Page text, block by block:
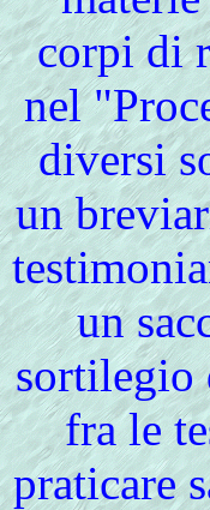
corpi di
nel
diversi
un
un
sortilegio
fra le
praticare